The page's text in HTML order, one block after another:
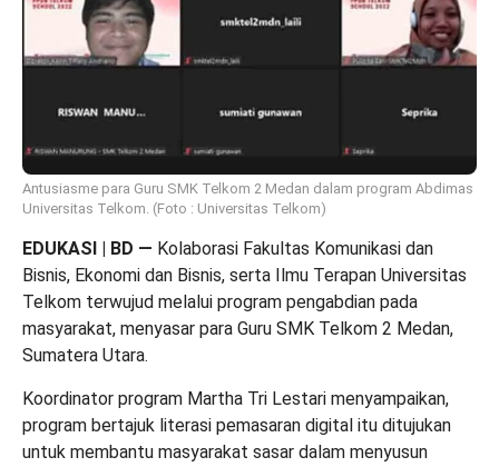
Antusiasme para Guru SMK Telkom 2 Medan dalam program Abdimas
Universitas Telkom. (Foto : Universitas Telkom)
EDUKASI | BD — Kolaborasi Fakultas Komunikasi dan
Bisnis, Ekonomi dan Bisnis, serta Ilmu Terapan Universitas
Telkom terwujud melalui program pengabdian pada
masyarakat, menyasar para Guru SMK Telkom 2 Medan,
Sumatera Utara.
Koordinator program Martha Tri Lestari menyampaikan,
program bertajuk literasi pemasaran digital itu ditujukan
untuk membantu masyarakat sasar dalam menyusun